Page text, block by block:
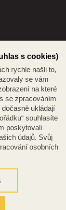
Plzeň
s cookies)
rychle našli to,
se vám
na které
se zpracováním
ukládají
souhlasíte
poskytovali
údajů. Svůj
osobních